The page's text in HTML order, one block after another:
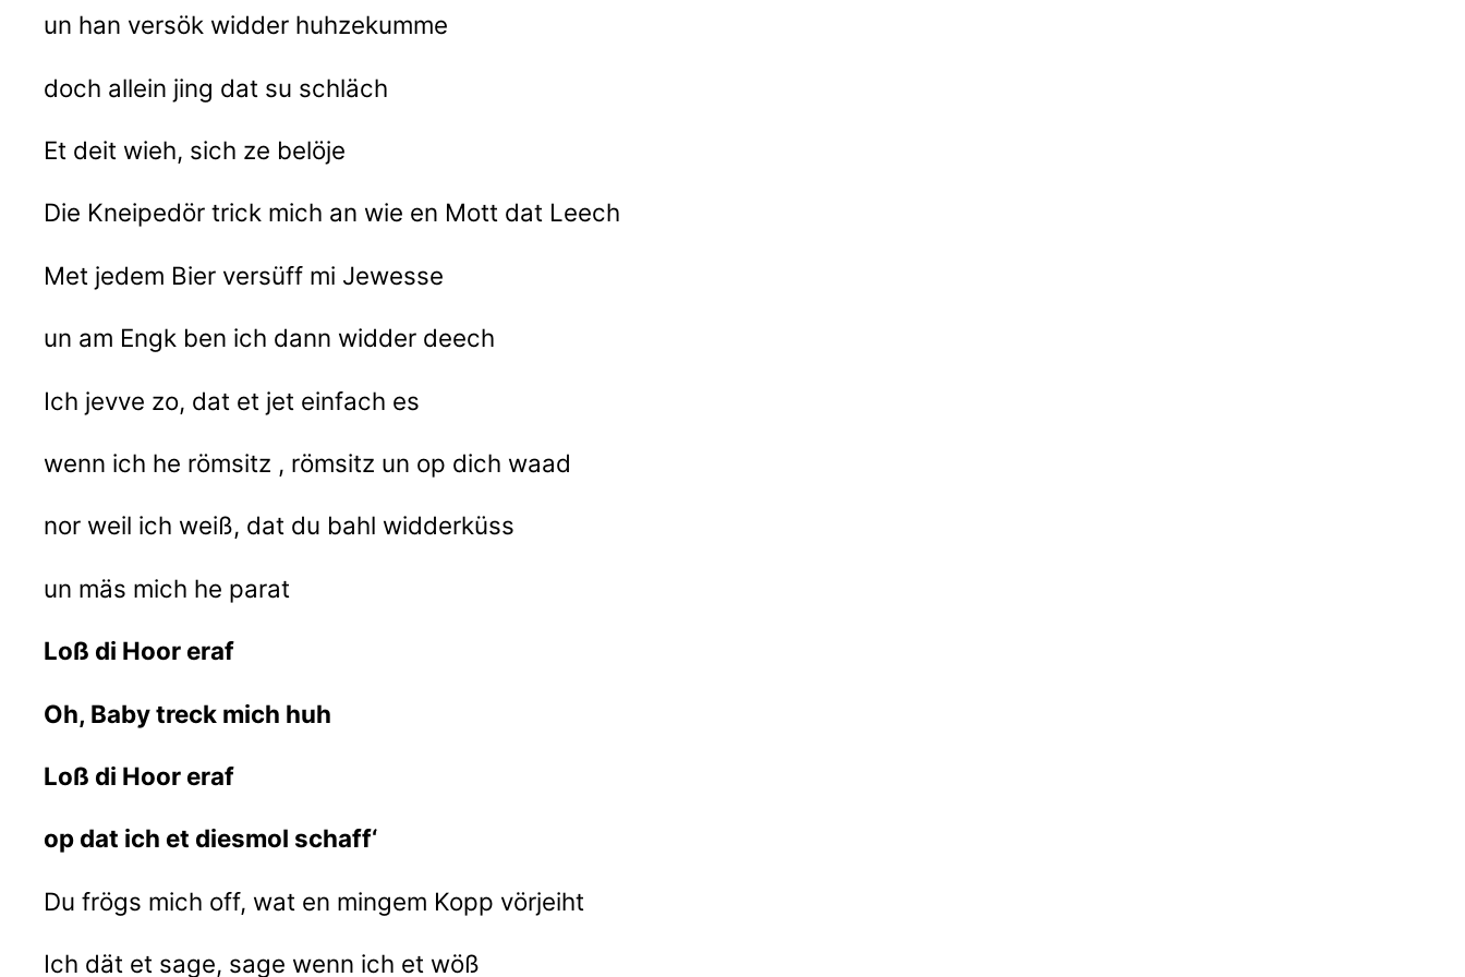
un han versök widder huhzekumme
doch allein jing dat su schläch
Et deit wieh, sich ze belöje
Die Kneipedör trick mich an wie en Mott dat Leech
Met jedem Bier versüff mi Jewesse
un am Engk ben ich dann widder deech
Ich jevve zo, dat et jet einfach es
wenn ich he römsitz , römsitz un op dich waad
nor weil ich weiß, dat du bahl widderküss
un mäs mich he parat
Loß di Hoor eraf
Oh, Baby treck mich huh
Loß di Hoor eraf
op dat ich et diesmol schaff‘
Du frögs mich off, wat en mingem Kopp vörjeiht
Ich dät et sage, sage wenn ich et wöß